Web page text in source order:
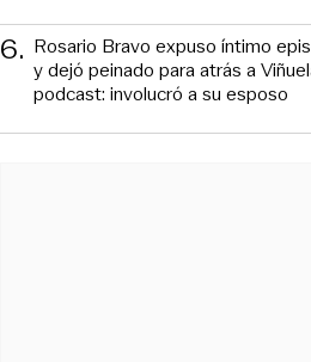
6. Rosario Bravo expuso íntimo
y dejó peinado para atrás a
podcast: involucró a su esposo